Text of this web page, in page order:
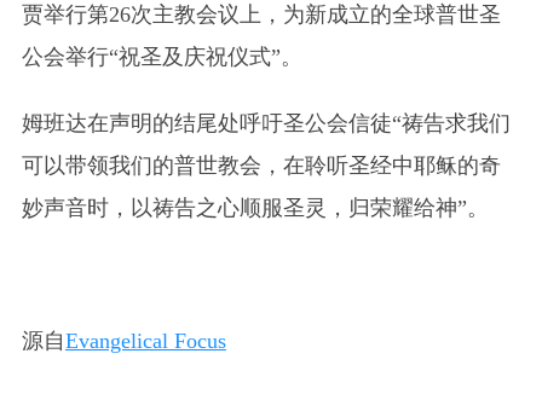
贾举行第26次主教会议上，为新成立的全球普世圣
公会举行“祝圣及庆祝仪式”。
姆班达在声明的结尾处呼吁圣公会信徒“祷告求我们
可以带领我们的普世教会，在聆听圣经中耶稣的奇
妙声音时，以祷告之心顺服圣灵，归荣耀给神”。
源自Evangelical Focus